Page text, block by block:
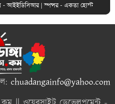
-আইইডিসিআর| স্পন্সর - একতা হোস্ট
chuadangainfo@yahoo.com